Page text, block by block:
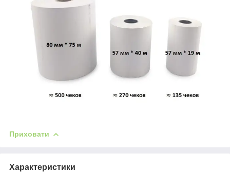
Приховати
Характеристики